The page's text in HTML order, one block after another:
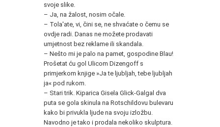
svoje slike.
– Ja, na žalost, nosim očale.
– Tola'ate, vi, čini se, ne shvaćate o čemu se
ovdje radi. Danas ne možete prodavati
umjetnost bez reklame ili skandala.
– Nešto mi je palo na pamet, gospodine Blau!
Prošetat ću gol Ulicom Dizengoff s
primjerkom knjige »Ja te ljubljah, tebe ljubljah
ja« pod rukom.
– Stari trik. Kiparica Gisela Glick-Galgal dva
puta se gola skinula na Rotschildovu bulevaru
kako bi privukla ljude na svoju izložbu.
Navodno je tako i prodala nekoliko skulptura.